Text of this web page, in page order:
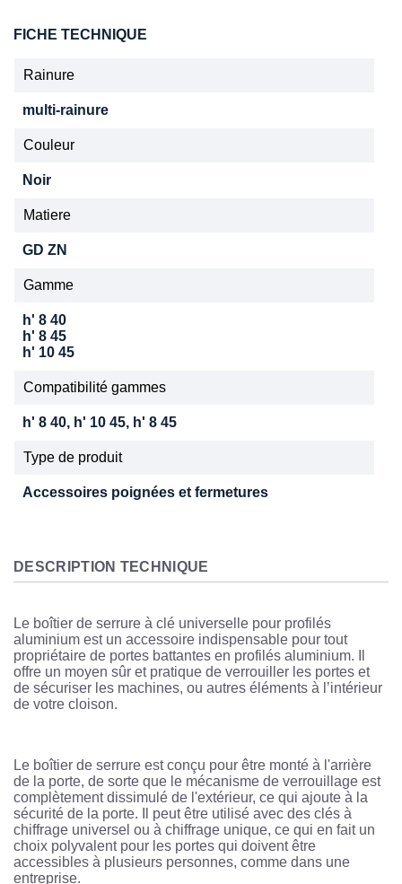
FICHE TECHNIQUE
Rainure
multi-rainure
Couleur
Noir
Matiere
GD ZN
Gamme
h' 8 40
h' 8 45
h' 10 45
Compatibilité gammes
h' 8 40, h' 10 45, h' 8 45
Type de produit
Accessoires poignées et fermetures
DESCRIPTION TECHNIQUE
Le boîtier de serrure à clé universelle pour profilés
aluminium est un accessoire indispensable pour tout
propriétaire de portes battantes en profilés aluminium. Il
offre un moyen sûr et pratique de verrouiller les portes et
de sécuriser les machines, ou autres éléments à l’intérieur
de votre cloison.
Le boîtier de serrure est conçu pour être monté à l'arrière
de la porte, de sorte que le mécanisme de verrouillage est
complètement dissimulé de l'extérieur, ce qui ajoute à la
sécurité de la porte. Il peut être utilisé avec des clés à
chiffrage universel ou à chiffrage unique, ce qui en fait un
choix polyvalent pour les portes qui doivent être
accessibles à plusieurs personnes, comme dans une
entreprise.